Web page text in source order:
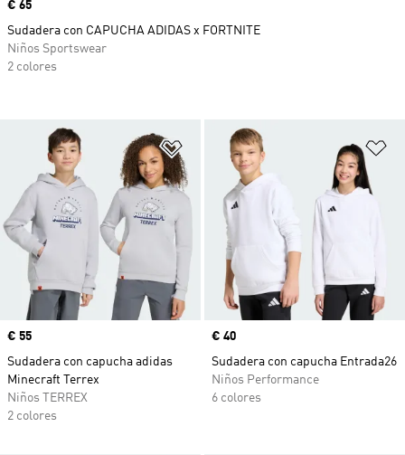
Añadir a la lista de deseos
Precio
€ 55
Sudadera con capucha adidas
Minecraft Terrex
Niños TERREX
2 colores
Precio
€ 40
Sudadera con capucha Entrada26
Niños Performance
6 colores
Precio
€ 65
Sudadera con CAPUCHA ADIDAS x FORTNITE
Niños Sportswear
2 colores